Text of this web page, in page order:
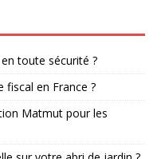
toute sécurité ?
fiscal en France ?
Matmut pour les